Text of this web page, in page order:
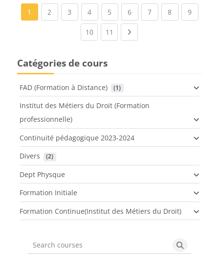
1 2 (current)
3 (current)
4(current)
5 (current)
6(current)
7(current)
8(current)
9(current)
10(current)
11 (current)
Catégories de cours
FAD (Formation à Distance) (1)
Institut des Métiers du Droit (Formation
professionnelle)
Continuité pédagogique 2023-2024
Divers
(2)
Dept Physque
Formation Initiale
Formation Continue(Institut des Métiers du Droit)
Search courses Search